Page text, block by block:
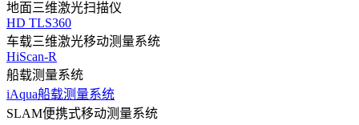
地面三维激光扫描仪
HD TLS360
车载三维激光移动测量系统
HiScan-R
船载测量系统
iAqua船载测量系统
SLAM便携式移动测量系统